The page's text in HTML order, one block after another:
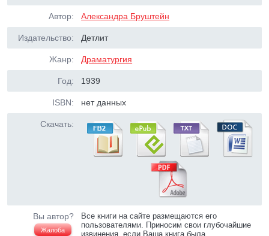
Автор: Александра Бруштейн
Издательство: Детлит
Жанр: Драматургия
Год: 1939
ISBN: нет данных
Скачать:
Вы автор?
Жалоба
Все книги на сайте размещаются его
пользователями. Приносим свои глубочайшие
извинения, если Ваша книга была